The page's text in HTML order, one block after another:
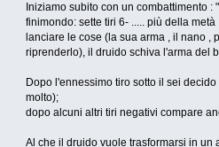
Iniziamo subito con un combattimento
finimondo: sette tiri 6- ..... più della
lanciare le cose (la sua arma , il nano
riprenderlo), il druido schiva l'arma del
Dopo l'ennessimo tiro sotto il sei
molto);
dopo alcuni altri tiri negativi compare
Al che il druido vuole trasformarsi in un